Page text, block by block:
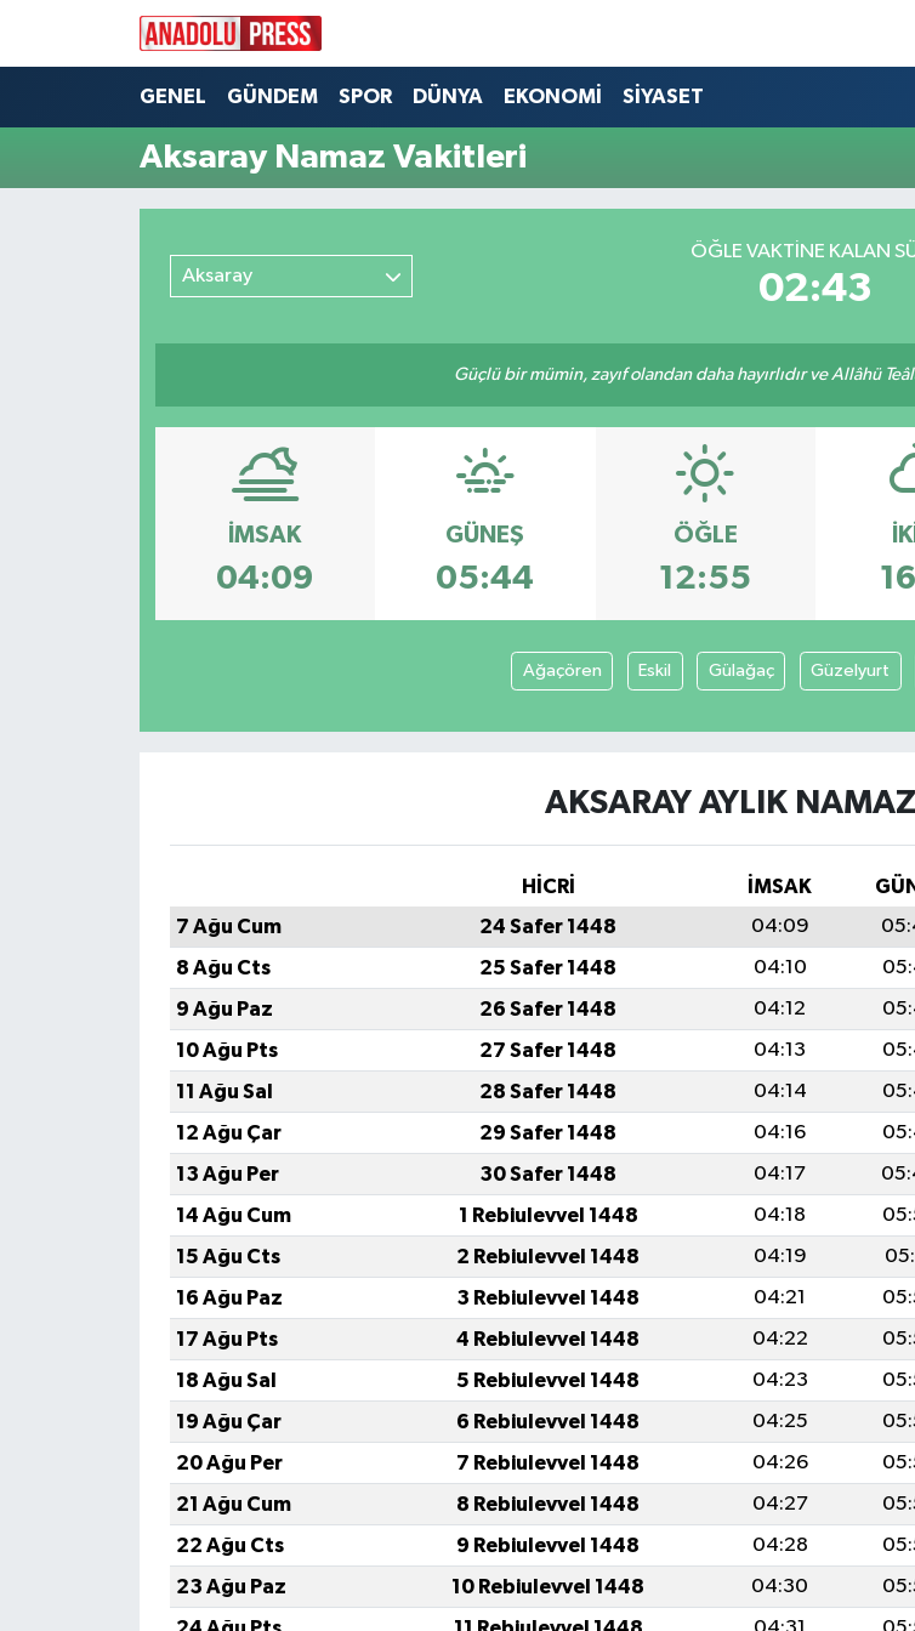
GENEL GÜNDEM SPOR DÜNYA EKONOMİ SİYASET
Aksaray Namaz Vakitleri
Aksaray
ÖĞLE VAKTİNE KALAN
02:43
Güçlü bir mümin, zayıf olandan daha hayırlıdır ve Allâhü
İMSAK
04:09
GÜNEŞ
05:44
ÖĞLE
12:55
Ağaçören Eskil Gülağaç Güzelyurt
AKSARAY AYLIK
HİCRİ İMSAK
7 Ağu Cum
24 Safer 1448 04:09
8 Ağu Cts
25 Safer 1448 04:10
9 Ağu Paz
26 Safer 1448 04:12
10 Ağu Pts
27 Safer 1448 04:13
11 Ağu Sal
28 Safer 1448 04:14
12 Ağu Çar
29 Safer 1448 04:16
13 Ağu Per
30 Safer 1448 04:17
14 Ağu Cum
1 Rebiulevvel 1448 04:18
15 Ağu Cts
2 Rebiulevvel 1448 04:19
16 Ağu Paz
3 Rebiulevvel 1448 04:21
17 Ağu Pts
4 Rebiulevvel 1448 04:22
18 Ağu Sal
5 Rebiulevvel 1448 04:23
19 Ağu Çar
6 Rebiulevvel 1448 04:25
20 Ağu Per
7 Rebiulevvel 1448 04:26
21 Ağu Cum
8 Rebiulevvel 1448 04:27
22 Ağu Cts
9 Rebiulevvel 1448 04:28
23 Ağu Paz
10 Rebiulevvel 1448 04:30
Nöbetçi Eczaneler
Hava Durumu
Namaz Vakitleri
Trafik Durumu
Süper Lig Puan Durumu ve Fikstür
Son Dakika Haberleri